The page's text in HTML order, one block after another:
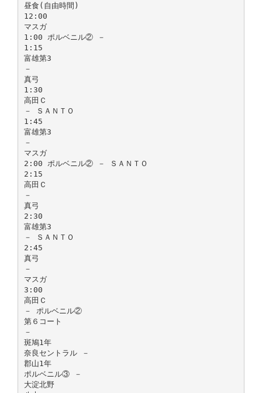
昼食(自由時間)
12:00
マスガ
1:00 ポルベニル② －
1:15
富雄第3
－
真弓
1:30
高田Ｃ
－ ＳＡＮＴＯ
1:45
富雄第3
－
マスガ
2:00 ポルベニル② － ＳＡＮＴＯ
2:15
高田Ｃ
－
真弓
2:30
富雄第3
－ ＳＡＮＴＯ
2:45
真弓
－
マスガ
3:00
高田Ｃ
－ ポルベニル②
第６コート
－
斑鳩1年
奈良セントラル －
郡山1年
ポルベニル③ －
大淀北野